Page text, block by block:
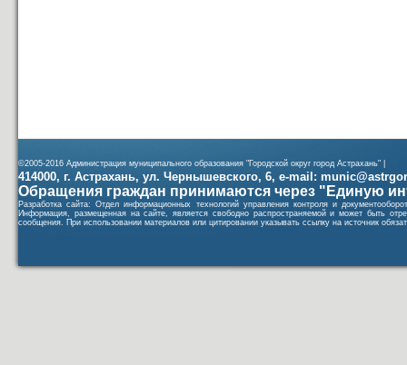
©2005-2016 Администрация муниципального образования "Городской округ город Астрахань" |
414000, г. Астрахань, ул. Чернышевского, 6, e-mail:
Обращения граждан принимаются через "Единую
Разработка сайта: Отдел информационных технологий управления контроля и
Информация, размещенная на сайте, является свободно распространяемой и может быть
сообщения. При использовании материалов или цитировании указывать ссылку на источник